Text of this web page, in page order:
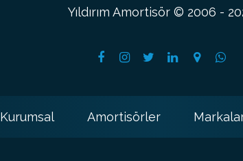
Yıldırım Amortisör © 2006 -
Kurumsal Amortisörler